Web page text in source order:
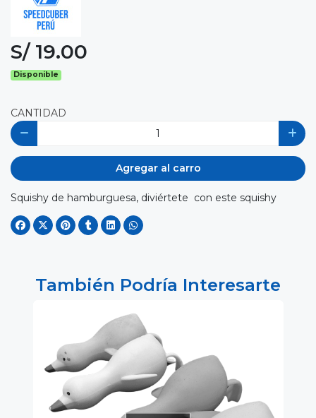
S/ 19.00
Disponible
CANTIDAD
Agregar al carro
Squishy de hamburguesa, diviértete con este squishy
También Podría Interesarte